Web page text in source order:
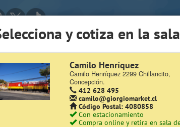
Sesión | Zona Cliente Quiénes somos Trabaje con
Sugererir productos
y cotiza en la
Camilo Henríquez
Camilo Henríquez 2299 Chillancito,
Concepción.
412 628 495
camilo@giorgiomarket.cl
Código Postal: 4080858
Con estacionamiento
Compra online y retira en sala